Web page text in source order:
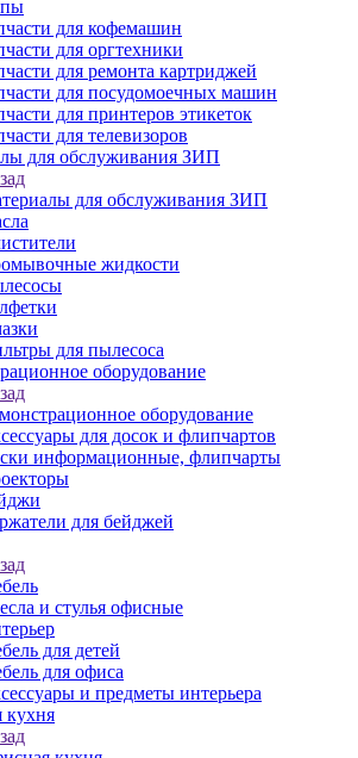
для кофемашин
для оргтехники
для ремонта картриджей
для посудомоечных машин
для принтеров этикеток
для телевизоров
для обслуживания ЗИП
для обслуживания ЗИП
жидкости
для пылесоса
оборудование
оборудование
для досок и флипчартов
информационные, флипчарты
для бейджей
и стулья офисные
для детей
для офиса
и предметы интерьера
кухня